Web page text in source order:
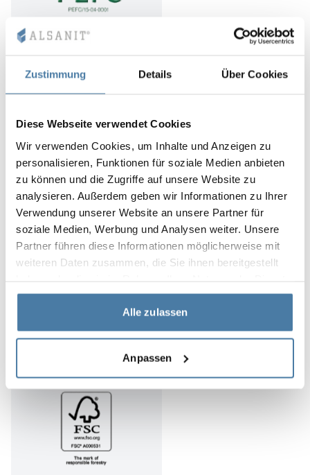
Zustimmung Details Über Cookies
Diese Webseite verwendet Cookies
Wir verwenden Cookies, um Inhalte und Anzeigen zu
personalisieren, Funktionen für soziale Medien anbieten
zu können und die Zugriffe auf unsere Website zu
analysieren. Außerdem geben wir Informationen zu Ihrer
Verwendung unserer Website an unsere Partner für
soziale Medien, Werbung und Analysen weiter. Unsere
Partner führen diese Informationen möglicherweise mit
weiteren Daten zusammen, die Sie ihnen bereitgestellt
gesammelt haben.
Alle zulassen
Anpassen
Schemes – förkortat PEFC – är en organisation vars
syfte är att främja hållbar skogsförvaltning. PEFC är en
länder och deras certifieringssystem.
statliga organisationer om hur man ska förvalta skogar
och träbaserad produktion. PEFC:s mål är att skapa ett
system för förvaltning av skogsresurser som garanterar
skogsområdenas överlevnad för kommande
generationer.
Leverantörer av LPW- och HPL-skivor vars produkter
ALSANIT använder har PEFC-certifikat.
FSC-certifikat